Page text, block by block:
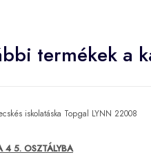
termékek a
4 5. OSZTÁLYBA